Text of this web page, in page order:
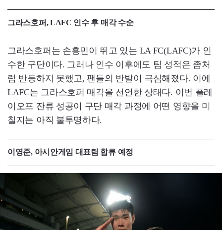
그라스호퍼, LAFC 인수 후 매각 수순
그라스호퍼는 손흥민이 뛰고 있는 LA FC(LAFC)가 인
수한 구단이다. 그러나 인수 이후에도 팀 성적은 좀처
럼 반등하지 못했고, 팬들의 반발이 극심해졌다. 이에
LAFC는 그라스호퍼 매각을 선언한 상태다. 이번 플레
이오프 잔류 성공이 구단 매각 과정에 어떤 영향을 미
칠지는 아직 불투명하다.
이영준, 아시안게임 대표팀 합류 예정